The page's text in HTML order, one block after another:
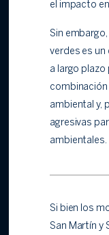
el impacto
Sin
verdes es
a largo
combinación
ambiental y,
agresivas
ambientales.
Si bien los
San Martín y